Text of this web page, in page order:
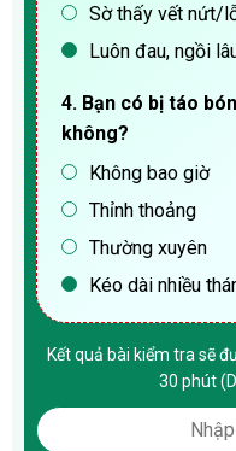
Sờ thấy vết nứt/
Luôn đau, ngồi
4. Bạn có bị táo
không?
Không bao giờ
Thỉnh thoảng
Thường xuyên
Kéo dài nhiều
Kết quả bài kiểm tra sẽ
30 phút